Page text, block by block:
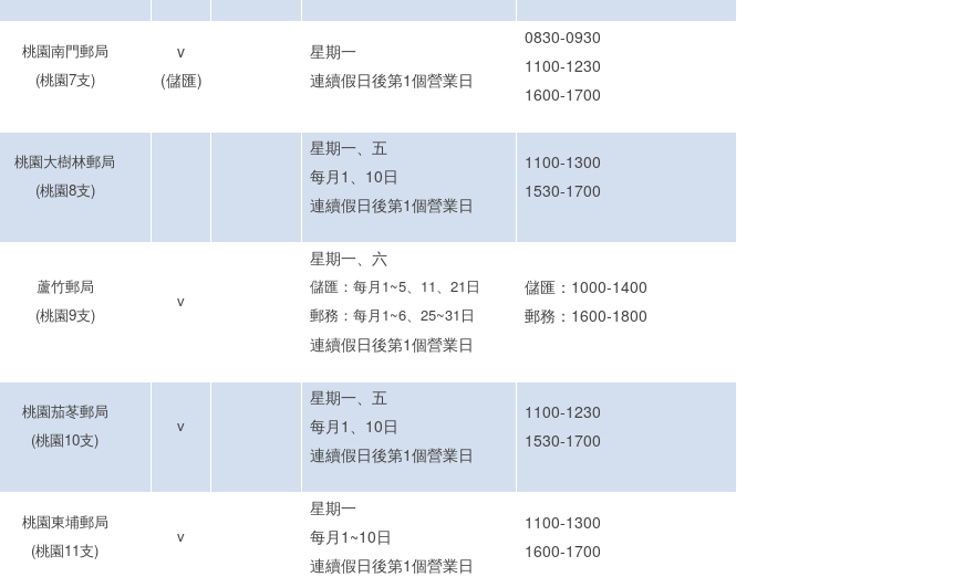
桃園南門郵局
(桃園7支)
v
(儲匯)
星期一
連續假日後第1個營業日
0830-0930
1100-1230
1600-1700
桃園大樹林郵局
(桃園8支)
星期一、五
每月1 、 10日
連續假日後第1個營業日
1100-1300
1530-1700
蘆竹郵局
(桃園9支)
v
星期一、六
儲匯：每月1~5、11、21日
郵務：每月1~6、25~31日
連續假日後第1個營業日
儲匯：1000-1400
郵務：1600-1800
桃園茄苳郵局
(桃園10支)
v
星期一、五
每月1 、 10日
連續假日後第1個營業日
1100-1230
1530-1700
桃園東埔郵局
(桃園11支)
v
星期一
每月1~10日
連續假日後第1個營業日
1100-1300
1600-1700